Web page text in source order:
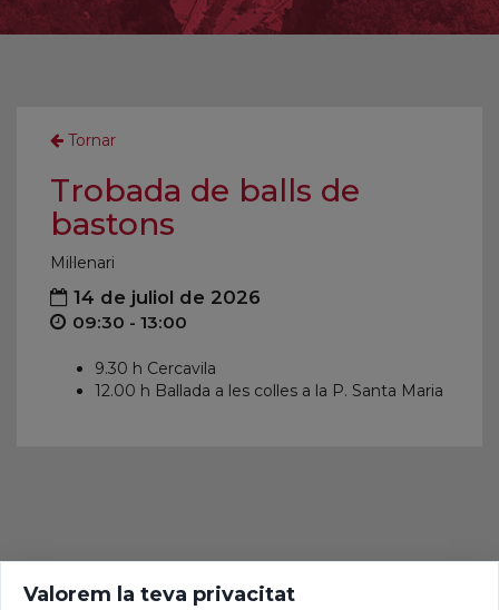
Ofrenes
Tornar
Trobada de balls de
bastons
Mil·lenari
14 de juliol de 2026
09:30 - 13:00
9.30 h Cercavila
12.00 h Ballada a les colles a la P. Santa Maria
Valorem la teva privacitat